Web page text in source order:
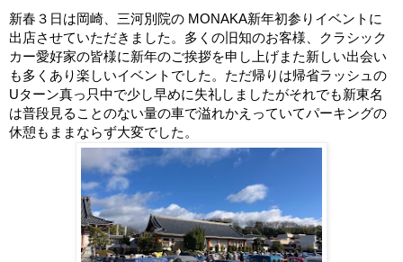
新春３日は岡崎、三河別院の MONAKA新年初参りイベントに
出店させていただきました。多くの旧知のお客様、クラシック
カー愛好家の皆様に新年のご挨拶を申し上げまた新しい出会い
も多くあり楽しいイベントでした。ただ帰りは帰省ラッシュの
Uターン真っ只中で少し早めに失礼しましたがそれでも新東名
は普段見ることのない量の車で溢れかえっていてパーキングの
休憩もままならず大変でした。